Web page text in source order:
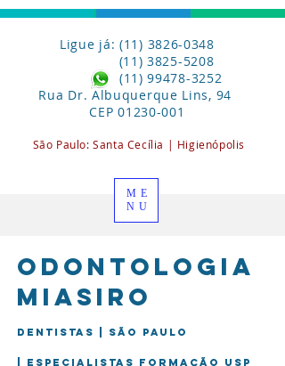
Odontologia
miasiro
Dentistas | São Paulo
| Especialistas formação USP
Ligue já: (11) 3826-0348
(11) 3825-5208
(11) 99478-3252
Rua Dr. Albuquerque Lins, 94
CEP01230-001
São Paulo:Santa Cecília | Higienópolis
ME
NU